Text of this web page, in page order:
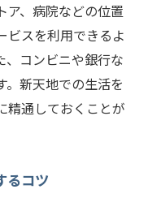
ア、病院などの位置
ビスを利用できるよ
、コンビニや銀行な
。新天地での生活を
精通しておくことが
るコツ